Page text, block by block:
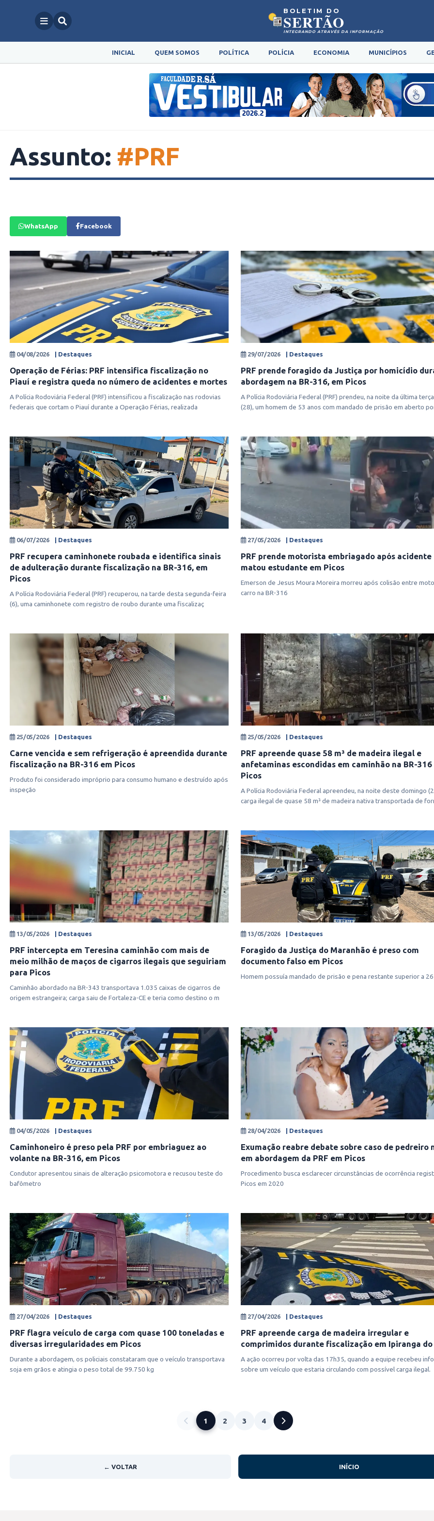
BOLETIM DO
SERTÃO
INTEGRANDO ATRAVÉS DA INFORMAÇÃO
INICIAL QUEM SOMOS POLÍTICA POLÍCIA ECONOMIA MUNICÍPIOS
Assunto: #PRF
WhatsApp Facebook
04/08/2026 | Destaques
Operação de Férias: PRF intensifica fiscalização no
Piauí e registra queda no número de acidentes e mortes
A Polícia Rodoviária Federal (PRF) intensificou a fiscalização nas rodovias
federais que cortam o Piauí durante a Operação Férias, realizada
29/07/2026 | Destaques
PRF prende foragido da Justiça por homicídio
abordagem na BR-316, em Picos
A Polícia Rodoviária Federal (PRF) prendeu, na noite da última
(28), um homem de 53 anos com mandado de prisão em aberto
06/07/2026 | Destaques
PRF recupera caminhonete roubada e identifica sinais
de adulteração durante fiscalização na BR-316, em
Picos
A Polícia Rodoviária Federal (PRF) recuperou, na tarde desta segunda-feira
(6), uma caminhonete com registro de roubo durante uma fiscalizaç
27/05/2026 | Destaques
PRF prende motorista embriagado após acidente
matou estudante em Picos
Emerson de Jesus Moura Moreira morreu após colisão entre
carro na BR-316
25/05/2026 | Destaques
Carne vencida e sem refrigeração é apreendida durante
fiscalização na BR-316 em Picos
Produto foi considerado impróprio para consumo humano e destruído após
inspeção
25/05/2026 | Destaques
PRF apreende quase 58 m³ de madeira ilegal e
anfetaminas escondidas em caminhão na BR-316
Picos
A Polícia Rodoviária Federal apreendeu, na noite deste domingo
carga ilegal de quase 58 m³ de madeira nativa transportada de
13/05/2026 | Destaques
PRF intercepta em Teresina caminhão com mais de
meio milhão de maços de cigarros ilegais que seguiriam
para Picos
Caminhão abordado na BR-343 transportava 1.035 caixas de cigarros de
origem estrangeira; carga saiu de Fortaleza-CE e teria como destino o m
13/05/2026 | Destaques
Foragido da Justiça do Maranhão é preso com
documento falso em Picos
Homem possuía mandado de prisão e pena restante superior a
04/05/2026 | Destaques
Caminhoneiro é preso pela PRF por embriaguez ao
volante na BR-316, em Picos
Condutor apresentou sinais de alteração psicomotora e recusou teste do
bafômetro
28/04/2026 | Destaques
Exumação reabre debate sobre caso de pedreiro
em abordagem da PRF em Picos
Procedimento busca esclarecer circunstâncias de ocorrência
Picos em 2020
27/04/2026 | Destaques
PRF flagra veículo de carga com quase 100 toneladas e
diversas irregularidades em Picos
Durante a abordagem, os policiais constataram que o veículo transportava
soja em grãos e atingia o peso total de 99.750 kg
27/04/2026 | Destaques
PRF apreende carga de madeira irregular e
comprimidos durante fiscalização em Ipiranga
A ação ocorreu por volta das 17h35, quando a equipe recebeu
sobre um veículo que estaria circulando com possível carga ilegal.
1 2 3 4
← VOLTAR INÍCIO